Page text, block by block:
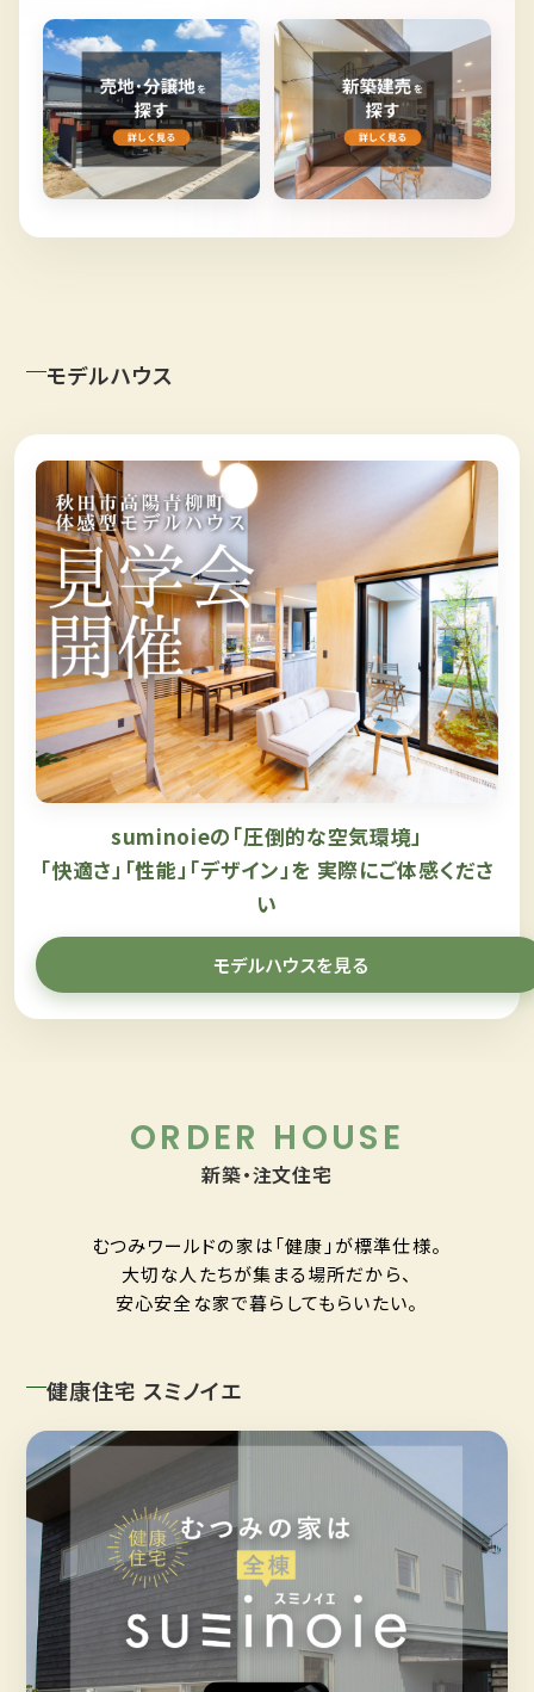
モデルハウス
suminoieの「圧倒的な空気環境」
「快適さ」「性能」「デザイン」を 実際にご体感くださ
い
モデルハウスを見る
ORDER HOUSE
新築・注文住宅
むつみワールドの家は「健康」が標準仕様。
大切な人たちが集まる場所だから、
安心安全な家で暮らしてもらいたい。
健康住宅 スミノイエ